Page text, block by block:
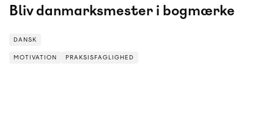
Bliv danmarksmester i bogmærke
DANSK
MOTIVATION PRAKSISFAGLIGHED